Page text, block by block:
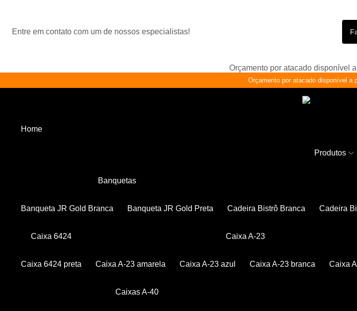
Entre em contato com um de nossos especialistas!
Orçamento por atacado disponível
Orçamento por atacado disponível a
Home
Produtos
Banquetas
Banqueta JR Gold Branca Banqueta JR Gold Preta Cadeira Bistrô Branca Cadeira
Caixa 6424
Caixa 6424 preta
Caixa A-23
Caixa A-23 amarela Caixa A-23 azul Caixa A-23 branca Caixa
Caixas A-40